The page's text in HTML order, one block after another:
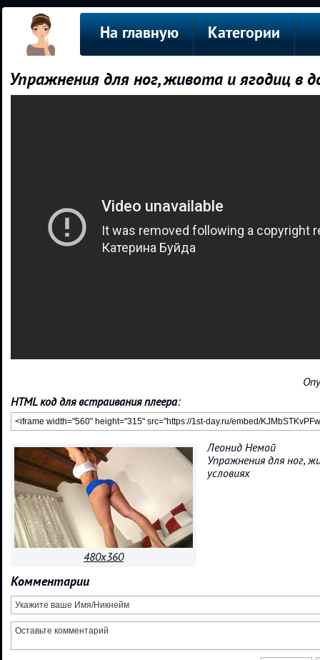
На главную Категории
Упражнения для ног, живота и ягодиц в
HTML код для встраивания плеера:
480x360
Леонид Немой
Упражнения для ног,
условиях
Комментарии